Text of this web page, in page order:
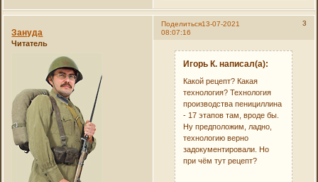
Поделиться 3
13-07-2021
08:07:16
Зануда
Читатель
Игорь К. написал(а):
Какой рецепт? Какая
технология? Технология
производства пенициллина
- 17 этапов там, вроде бы.
Ну предположим, ладно,
технологию верно
задокументировали. Но
при чём тут рецепт?